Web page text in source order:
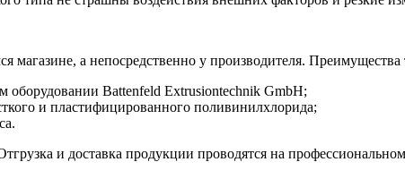
а непосредственно у производителя. Преимущества
оборудовании Battenfeld Extrusiontechnik GmbH;
и пластифицированного поливинилхлорида;
и доставка продукции проводятся на